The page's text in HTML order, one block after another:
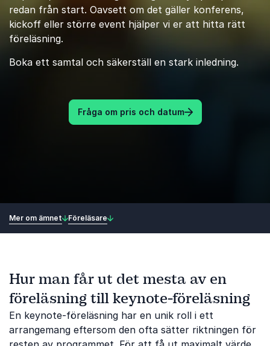
redan från start. Oavsett om det gäller konferens,
kickoff eller större event hjälper vi er att hitta rätt
föreläsning.
Boka ett samtal och säkerställ en stark inledning.
Fråga om pris och datum
Mer om ämnet Föreläsare
Hur man får ut det mesta av en
föreläsning till keynote-föreläsning
En keynote-föreläsning har en unik roll i ett
arrangemang eftersom den ofta sätter riktningen för